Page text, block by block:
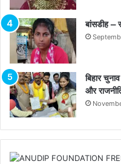
बांसडीह –
बिहार
और